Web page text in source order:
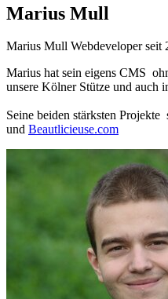
Marius Mull
Marius Mull Webdeveloper seit
Marius hat sein eigens CMS
unsere Kölner Stütze und auch
Seine beiden stärksten Projekte
und Beautlicieuse.com